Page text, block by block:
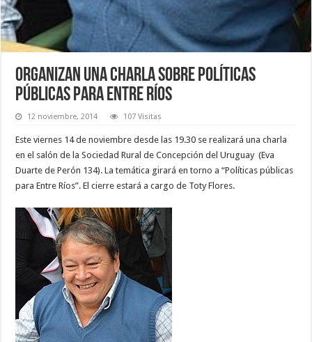
Organizan una charla sobre políticas
públicas para Entre Ríos
12 noviembre, 2014 107 Visitas
Este viernes 14 de noviembre desde las 19.30 se realizará una charla
en el salón de la Sociedad Rural de Concepción del Uruguay (Eva
Duarte de Perón 134). La temática girará en torno a “Políticas públicas
para Entre Ríos”. El cierre estará a cargo de Toty Flores.